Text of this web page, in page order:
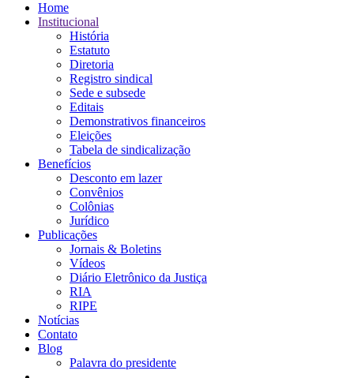
Home
Institucional
História
Estatuto
Diretoria
Registro sindical
Sede e subsede
Editais
Demonstrativos financeiros
Eleições
Tabela de sindicalização
Benefícios
Desconto em lazer
Convênios
Colônias
Jurídico
Publicações
Jornais & Boletins
Vídeos
Diário Eletrônico da Justiça
RIA
RIPE
Notícias
Contato
Blog
Palavra do presidente